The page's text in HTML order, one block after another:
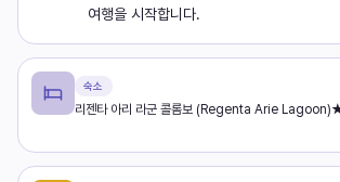
여행을 시작합니다.
숙소
리젠타 아리 라군 콜롬보 (Regenta Arie